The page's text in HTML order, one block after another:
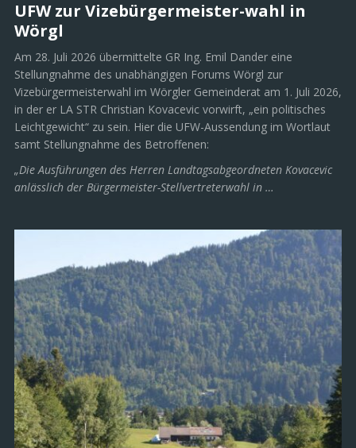
UFW zur Vizebürgermeister-wahl in
Wörgl
Am 28. Juli 2026 übermittelte GR Ing. Emil Dander eine
Stellungnahme des unabhängigen Forums Wörgl zur
Vizebürgermeisterwahl im Wörgler Gemeinderat am 1. Juli 2026,
in der er LA STR Christian Kovacevic vorwirft, „ein politisches
Leichtgewicht“ zu sein. Hier die UFW-Aussendung im Wortlaut
samt Stellungnahme des Betroffenen:
„Die Ausführungen des Herren Landtagsabgeordneten Kovacevic
anlässlich der Bürgermeister-Stellvertreterwahl in …